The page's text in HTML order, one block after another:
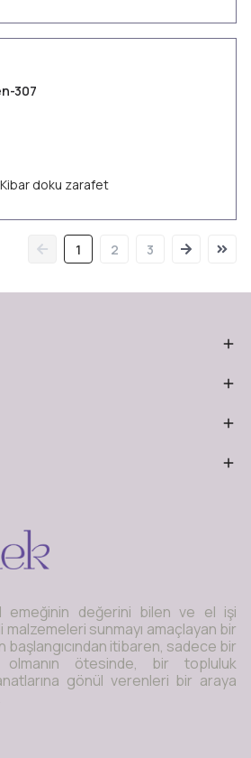
307
doku zarafet
1 2 3
emeğinin değerini bilen ve el işi
malzemeleri sunmayı amaçlayan bir
başlangıcından itibaren, sadece bir
olmanın ötesinde, bir topluluk
gönül verenleri bir araya